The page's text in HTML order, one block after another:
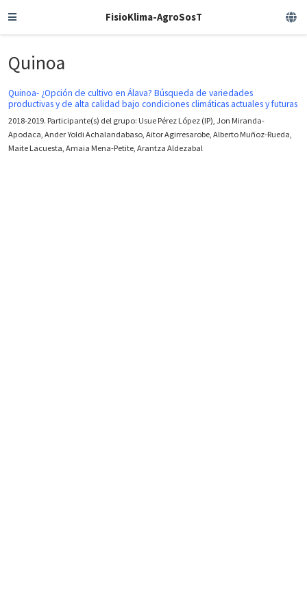
FisioKlima-AgroSosT
Quinoa
Quinoa- ¿Opción de cultivo en Álava? Búsqueda de variedades
productivas y de alta calidad bajo condiciones climáticas actuales y futuras
2018-2019. Participante(s) del grupo: Usue Pérez López (IP), Jon Miranda-
Apodaca, Ander Yoldi Achalandabaso, Aitor Agirresarobe, Alberto Muñoz-Rueda,
Maite Lacuesta, Amaia Mena-Petite, Arantza Aldezabal